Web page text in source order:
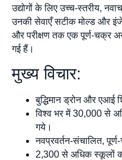
उद्योगों के लिए उच्च-स्तरीय,
उनकी सेवाएँ सटीक मोल्ड और
और परीक्षण तक एक पूर्ण-चक्र
गई हैं।
मुख्य विचार:
बुद्धिमान ड्रोन और एआई
विश्व भर में 30,000 से
गये।
नवप्रवर्तन-संचालित,
2,300 से अधिक स्कूलों